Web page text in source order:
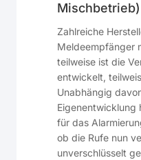
Mischbetrieb)
Zahlreiche
Meldeempfänger
teilweise ist die
entwickelt,
Unabhängig
Eigenentwicklung
für das
ob die Rufe nun
unverschlüsselt